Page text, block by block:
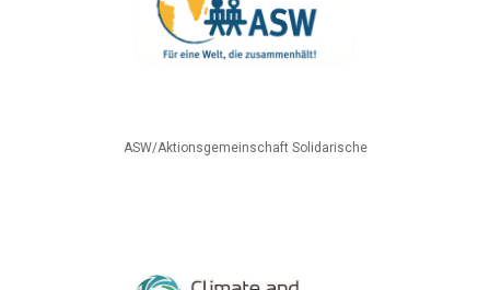
ASW/Aktionsgemeinschaft Solidarische